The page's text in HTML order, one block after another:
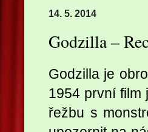
14. 5. 2014
Godzilla –
Godzilla je
1954 první film
řežbu s